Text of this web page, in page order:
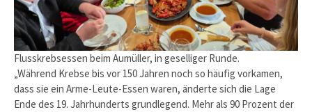
Flusskrebsessen beim Aumüller, in geselliger Runde.
„Während Krebse bis vor 150 Jahren noch so häufig vorkamen,
dass sie ein Arme-Leute-Essen waren, änderte sich die Lage
Ende des 19. Jahrhunderts grundlegend. Mehr als 90 Prozent der